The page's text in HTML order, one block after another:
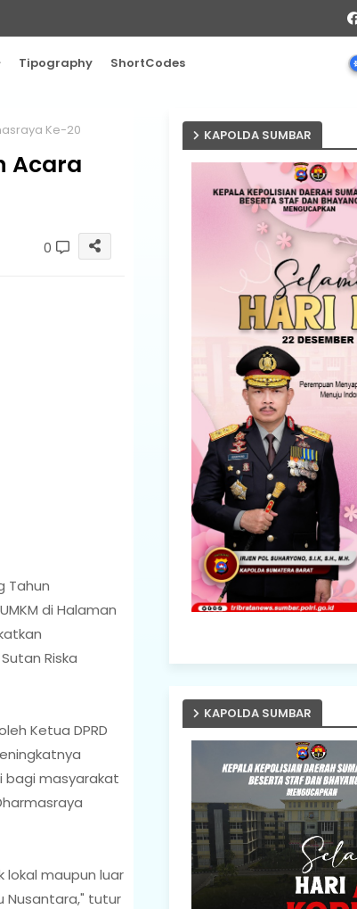
Tipography ShortCodes
Ke-20
Acara
0
Tahun
di Halaman
Riska
Ketua DPRD
bagi masyarakat
lokal maupun luar
Nusantara," tutur
KAPOLDA SUMBAR
KAPOLDA SUMBAR